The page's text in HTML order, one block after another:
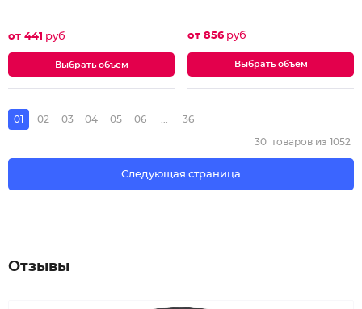
от 441 руб
Выбрать объем
от 856 руб
Выбрать объем
01 02 03 04 05 06 36
Следующая страница
30 товаров из 1052
Отзывы